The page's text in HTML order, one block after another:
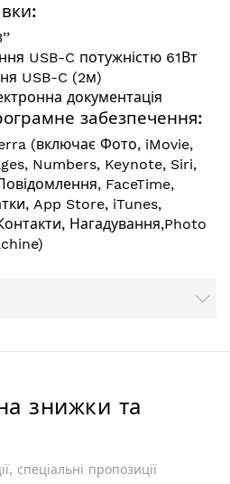
USB-C потужністю 61Вт
USB-C (2м)
документація
забезпечення:
(включає Фото, iMovie,
Numbers, Keynote, Siri,
FaceTime,
App Store, iTunes,
Нагадування,Photo
знижки та
спеціальні пропозиції